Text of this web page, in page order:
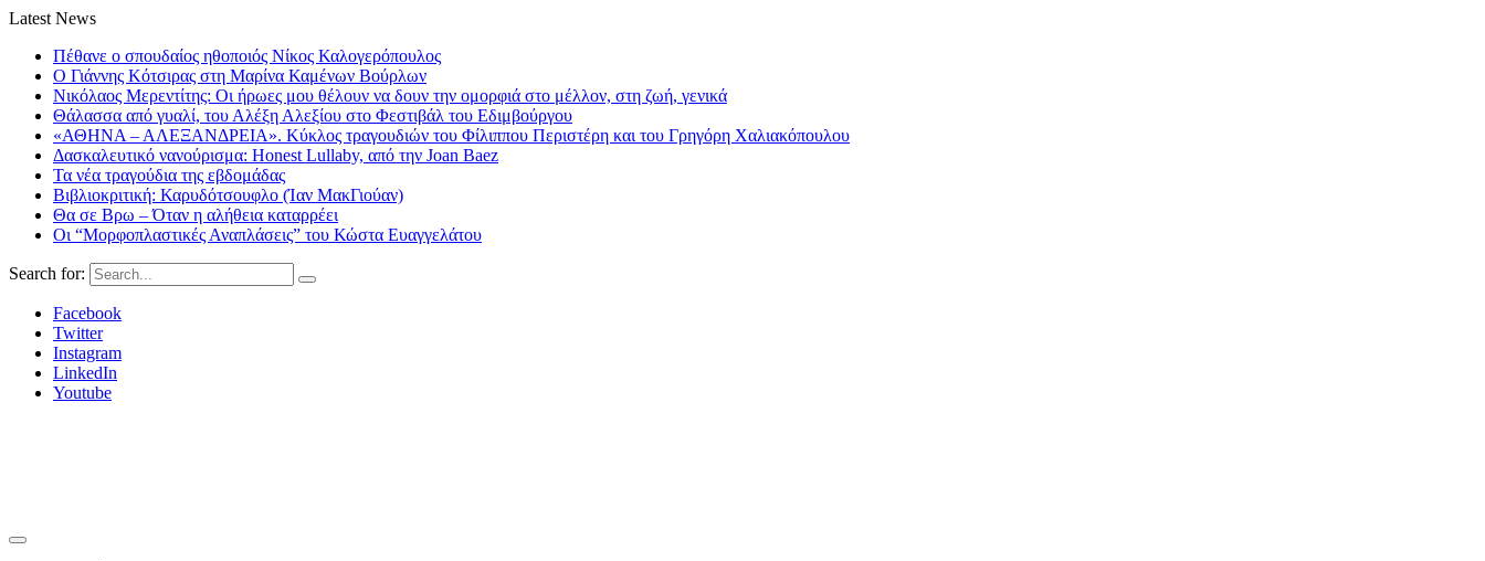
Latest News
Πέθανε ο σπουδαίος ηθοποιός Νίκος Καλογερόπουλος
Ο Γιάννης Κότσιρας στη Μαρίνα Καμένων Βούρλων
Νικόλαος Μερεντίτης: Οι ήρωες μου θέλουν να δουν την ομορφιά στο μέλλον, στη ζωή, γενικά
Θάλασσα από γυαλί, του Αλέξη Αλεξίου στο Φεστιβάλ του Εδιμβούργου
«ΑΘΗΝΑ – ΑΛΕΞΑΝΔΡΕΙΑ». Κύκλος τραγουδιών του Φίλιππου Περιστέρη και του Γρηγόρη Χαλιακόπουλου
Δασκαλευτικό νανούρισμα: Honest Lullaby, από την Joan Baez
Τα νέα τραγούδια της εβδομάδας
Βιβλιοκριτική: Καρυδότσουφλο (Ίαν ΜακΓιούαν)
Θα σε Βρω – Όταν η αλήθεια καταρρέει
Οι “Μορφοπλαστικές Αναπλάσεις” του Κώστα Ευαγγελάτου
Search for:
Facebook
Twitter
Instagram
LinkedIn
Youtube